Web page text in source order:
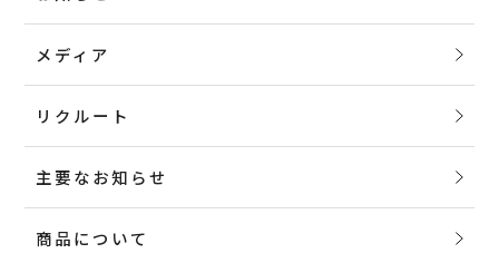
メディア
リクルート
主要なお知らせ
商品について